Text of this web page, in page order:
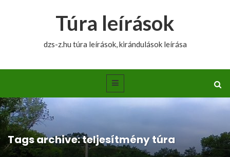
Túra leírások
dzs-z.hu túra leírások, kirándulások leírása
Tags archive: teljesítmény túra